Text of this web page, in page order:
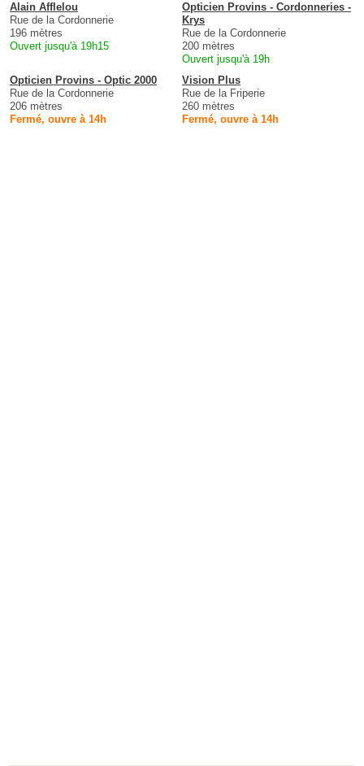
Alain Afflelou
Rue de la Cordonnerie
196 mètres
Ouvert jusqu'à 19h15
Opticien Provins - Cordonneries -
Krys
Rue de la Cordonnerie
200 mètres
Ouvert jusqu'à 19h
Opticien Provins - Optic 2000
Rue de la Cordonnerie
206 mètres
Fermé, ouvre à 14h
Vision Plus
Rue de la Friperie
260 mètres
Fermé, ouvre à 14h